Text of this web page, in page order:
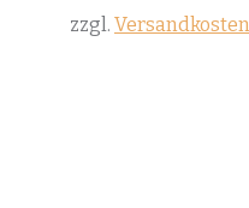
zzgl. Versandkosten